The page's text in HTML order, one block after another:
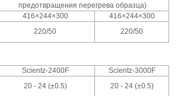
предотвращения перегрева образца)
416×244×300
416×244×300
220/50 220/50
Scientz-2400F
Scientz-3000F
20 - 24 (±0.5) 20 - 24 (±0.5)